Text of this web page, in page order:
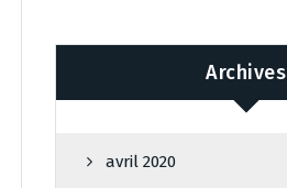
Archives
avril 2020